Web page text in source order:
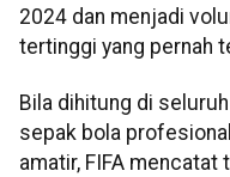
2024 dan menjadi
tertinggi yang pernah
Bila dihitung di
sepak bola
amatir, FIFA mencatat